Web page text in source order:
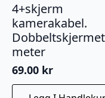
4+skjerm
kamerakabel.
meter
69.00 kr